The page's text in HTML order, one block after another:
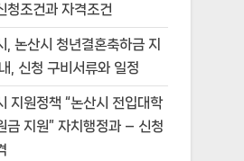
청조건과 자격조건
, 논산시 청년결혼축하금 지
, 신청 구비서류와 일정
지원정책 “논산시 전입대학
금 지원” 자치행정과 – 신청